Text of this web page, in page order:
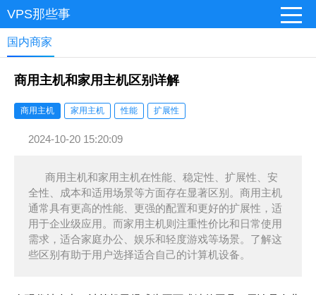
VPS那些事
国内商家
商用主机和家用主机区别详解
商用主机 家用主机 性能 扩展性
2024-10-20 15:20:09
商用主机和家用主机在性能、稳定性、扩展性、安
全性、成本和适用场景等方面存在显著区别。商用主机
通常具有更高的性能、更强的配置和更好的扩展性，适
用于企业级应用。而家用主机则注重性价比和日常使用
需求，适合家庭办公、娱乐和轻度游戏等场景。了解这
些区别有助于用户选择适合自己的计算机设备。